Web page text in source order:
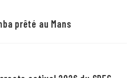
prêté au Mans